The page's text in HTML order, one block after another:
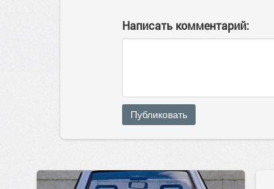
Написать комментарий:
Публиковать